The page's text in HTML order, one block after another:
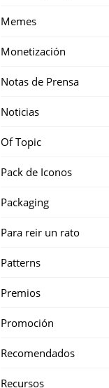
Memes
Monetización
Notas de Prensa
Noticias
Of Topic
Pack de Iconos
Packaging
Para reir un rato
Patterns
Premios
Promoción
Recomendados
Recursos